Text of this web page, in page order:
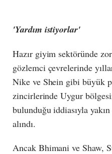
'Yardım istiyorlar'
Hazır giyim sektöründe
gözlemci çevrelerinde
Nike ve Shein gibi büyük
zincirlerinde Uygur
bulunduğu iddiasıyla
alındı.
Ancak Bhimani ve Shaw,